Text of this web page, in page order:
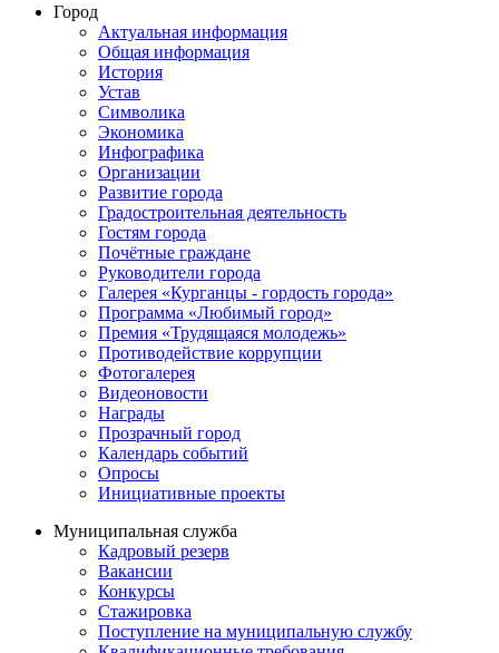
Город
Актуальная информация
Общая информация
История
Устав
Символика
Экономика
Инфографика
Организации
Развитие города
Градостроительная деятельность
Гостям города
Почётные граждане
Руководители города
Галерея «Курганцы - гордость города»
Программа «Любимый город»
Премия «Трудящаяся молодежь»
Противодействие коррупции
Фотогалерея
Видеоновости
Награды
Прозрачный город
Календарь событий
Опросы
Инициативные проекты
Муниципальная служба
Кадровый резерв
Вакансии
Конкурсы
Стажировка
Поступление на муниципальную службу